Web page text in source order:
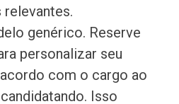
relevantes.
genérico. Reserve
personalizar seu
com o cargo ao
Isso